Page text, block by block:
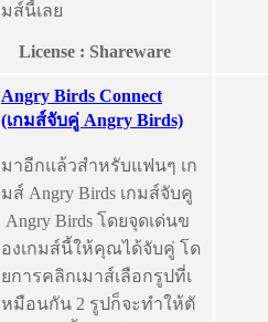
มส์นี้เลย
License : Shareware
Angry Birds Connect
(เกมส์จับคู่ Angry Birds)
มาอีกแล้วสำหรับแฟนๆ เก
มส์ Angry Birds เกมส์จับคู
่ Angry Birds โดยจุดเด่นข
องเกมส์นี้ให้คุณได้จับคู่ โด
ยการคลิกเมาส์เลือกรูปที่เ
หมือนกัน 2 รูปก็จะทำให้ตั